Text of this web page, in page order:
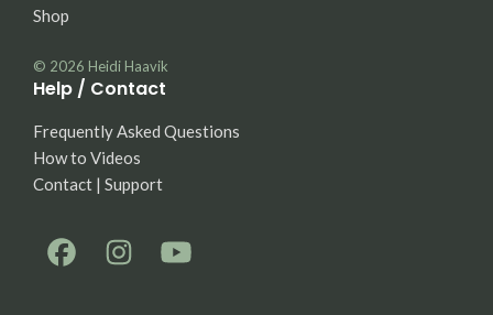
Shop
© 2026 Heidi Haavik
Help / Contact
Frequently Asked Questions
How to Videos
Contact | Support